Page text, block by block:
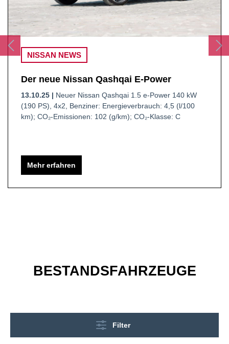
NISSAN NEWS
Der neue Nissan LEAF: Die Zukunft im
Visier
10.07.25 |Nissan Leaf, 75-kWh-Batterie, 160 kW (217
PS), Elektrisch: Energieverbrauch: 13,8-14,7 (kWh/100
Mehr erfahren
BESTANDSFAHRZEUGE
Filter